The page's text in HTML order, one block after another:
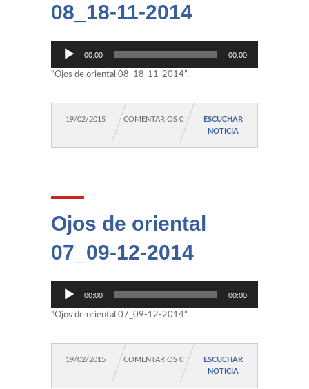
08_18-11-2014
Reproductor
audio
00:00 00:00
“Ojos de oriental 08_18-11-2014”.
19/02/2015 COMENTARIOS 0
ESCUCHAR
NOTICIA
Ojos de oriental
07_09-12-2014
Reproductor
audio
00:00 00:00
“Ojos de oriental 07_09-12-2014”.
19/02/2015 COMENTARIOS 0
ESCUCHAR
NOTICIA